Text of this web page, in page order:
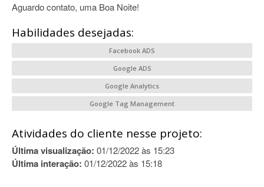
Aguardo contato, uma Boa Noite!
Habilidades desejadas:
Facebook ADS
Google ADS
Google Analytics
Google Tag Management
Atividades do cliente nesse projeto:
Última visualização: 01/12/2022 às 15:23
Última interação: 01/12/2022 às 15:18